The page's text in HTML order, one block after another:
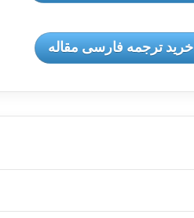
خرید ترجمه فارسی مقاله